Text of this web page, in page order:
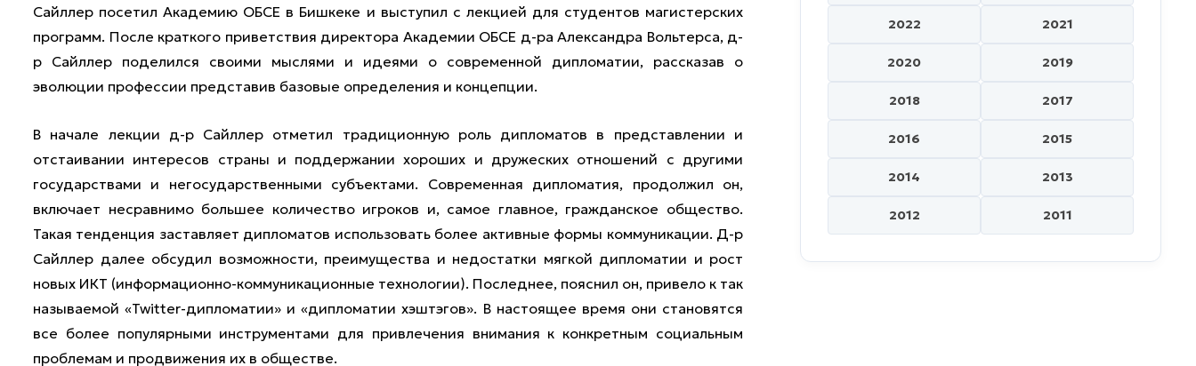
Сайллер посетил Академию ОБСЕ в Бишкеке и выступил с лекцией для студентов магистерских
программ. После краткого приветствия директора Академии ОБСЕ д-ра Александра Вольтерса, д-
р Сайллер поделился своими мыслями и идеями о современной дипломатии, рассказав о
эволюции профессии представив базовые определения и концепции.
В начале лекции д-р Сайллер отметил традиционную роль дипломатов в представлении и
отстаивании интересов страны и поддержании хороших и дружеских отношений с другими
государствами и негосударственными субъектами. Современная дипломатия, продолжил он,
включает несравнимо большее количество игроков и, самое главное, гражданское общество.
Такая тенденция заставляет дипломатов использовать более активные формы коммуникации. Д-р
Сайллер далее обсудил возможности, преимущества и недостатки мягкой дипломатии и рост
новых ИКТ (информационно-коммуникационные технологии). Последнее, пояснил он, привело к так
называемой «Twitter-дипломатии» и «дипломатии хэштэгов». В настоящее время они становятся
все более популярными инструментами для привлечения внимания к конкретным социальным
проблемам и продвижения их в обществе.
2022 2021
2020 2019
2018 2017
2016 2015
2014 2013
2012 2011